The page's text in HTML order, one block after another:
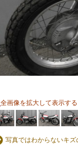
全画像を拡大して表示する
写真ではわからないキ